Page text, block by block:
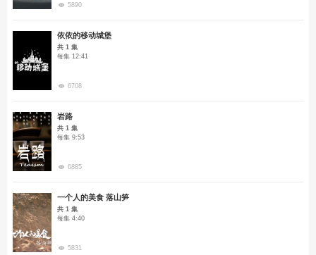
5890
依依的移动城堡
共 1 集
每集 12:41
6708
岩路
共 1 集
每集 9:53
6885
一个人的美食 落山笋
共 1 集
每集 4:40
5831